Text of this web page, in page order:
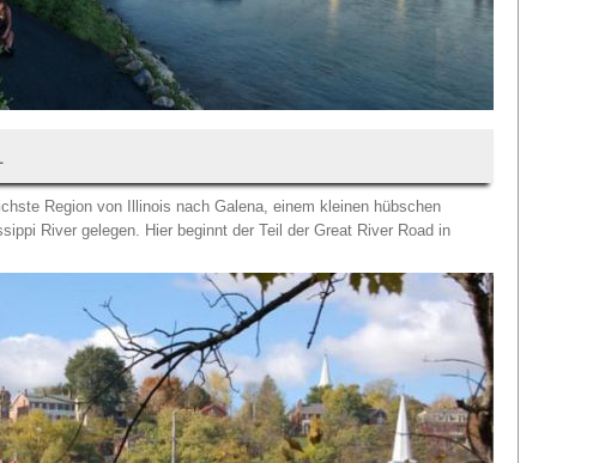
Region von Illinois nach Galena, einem kleinen hübschen
River gelegen. Hier beginnt der Teil der Great River Road in